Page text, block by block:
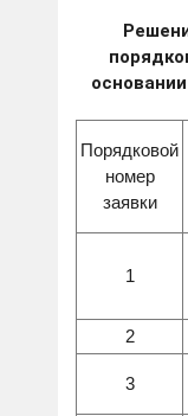
Порядковой
номер
заявки
1
2
3